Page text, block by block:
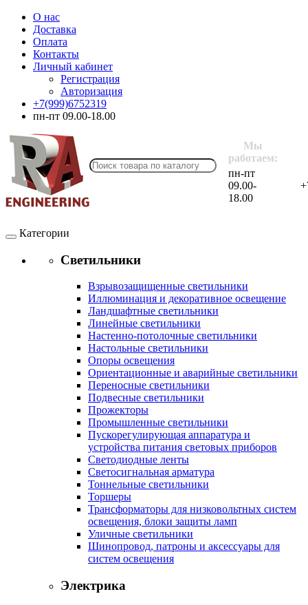
О нас
Доставка
Оплата
Контакты
Личный кабинет
Регистрация
Авторизация
+7(999)6752319
пн-пт 09.00-18.00
Мы
работаем:
пн-пт
09.00-
18.00
Категории
Светильники
Взрывозащищенные светильники
Иллюминация и декоративное освещение
Ландшафтные светильники
Линейные светильники
Настенно-потолочные светильники
Настольные светильники
Опоры освещения
Ориентационные и аварийные светильники
Переносные светильники
Подвесные светильники
Прожекторы
Промышленные светильники
Пускорегулирующая аппаратура и
устройства питания световых приборов
Светодиодные ленты
Светосигнальная арматура
Тоннельные светильники
Торшеры
Трансформаторы для низковольтных систем
освещения, блоки защиты ламп
Уличные светильники
Шинопровод, патроны и аксессуары для
систем освещения
Электрика